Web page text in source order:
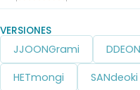
VERSIONES
JJOONGrami
HETmongi
SANdeoki